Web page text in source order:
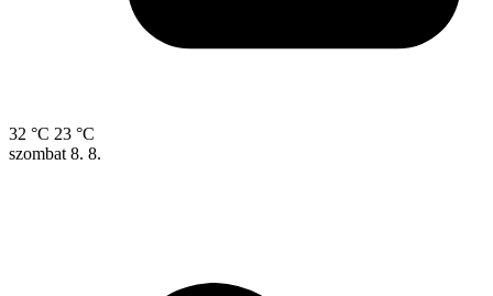
32 °C 23 °C
szombat 8. 8.